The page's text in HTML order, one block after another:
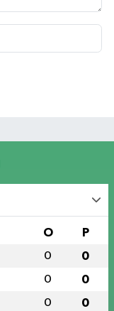
O P
0 0
0 0
0 0